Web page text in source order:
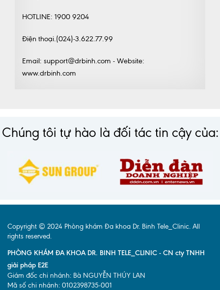
HOTLINE: 1900 9204
Điện thoại.(024)-3.622.77.99
Email: support@drbinh.com - Website:
www.drbinh.com
Chúng tôi tự hào là đối tác tin cậy của:
Copyright © 2024 Phòng khám Đa khoa Dr. Binh Tele_Clinic. All
rights reserved.
PHÒNG KHÁM ĐA KHOA DR. BINH TELE_CLINIC - CN cty TNHH
giải pháp E2E
Giám đốc chi nhánh: Bà NGUYỄN THÚY LAN
Mã số chi nhánh: 0102398735-001